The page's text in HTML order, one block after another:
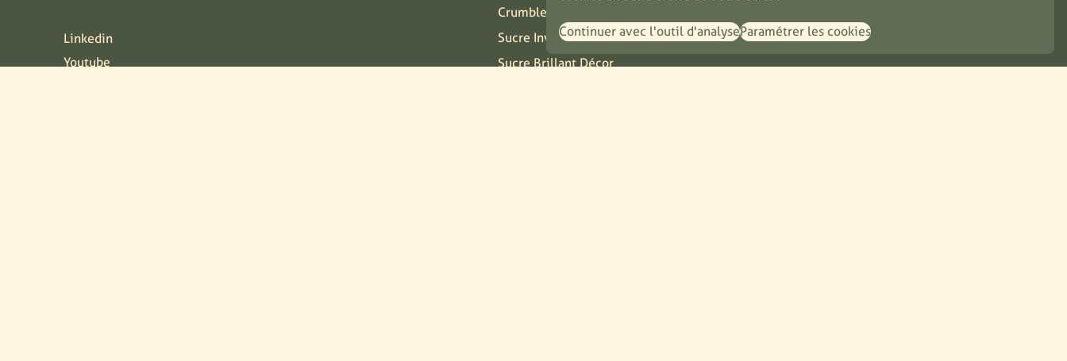
Continuer avec l'outil d'analyseParamétrer les cookies
Linkedin
Youtube
Crumble
Sucre Inverti
Sucre Brillant Décor